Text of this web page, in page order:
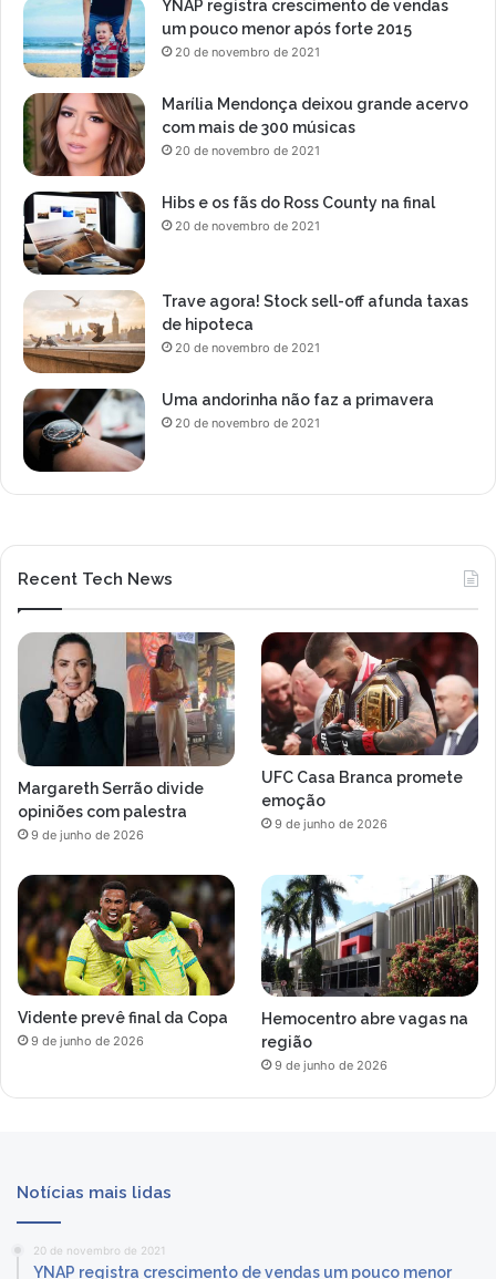
o
G
p
o
D
o
C
a
m
p
o
n
a
P
s
s
U
n
d
o
s
YNAP registra crescimento de vendas
um pouco menor após forte 2015
20 de novembro de 2021
Marília Mendonça deixou grande acervo
com mais de 300 músicas
20 de novembro de 2021
Hibs e os fãs do Ross County na final
20 de novembro de 2021
Trave agora! Stock sell-off afunda taxas
de hipoteca
20 de novembro de 2021
Uma andorinha não faz a primavera
20 de novembro de 2021
Recent Tech News
Margareth Serrão divide
opiniões com palestra
9 de junho de 2026
UFC Casa Branca promete
emoção
9 de junho de 2026
Vidente prevê final da Copa
9 de junho de 2026
Hemocentro abre vagas na
região
9 de junho de 2026
Notícias mais lidas
20 de novembro de 2021
YNAP registra crescimento de vendas um pouco menor